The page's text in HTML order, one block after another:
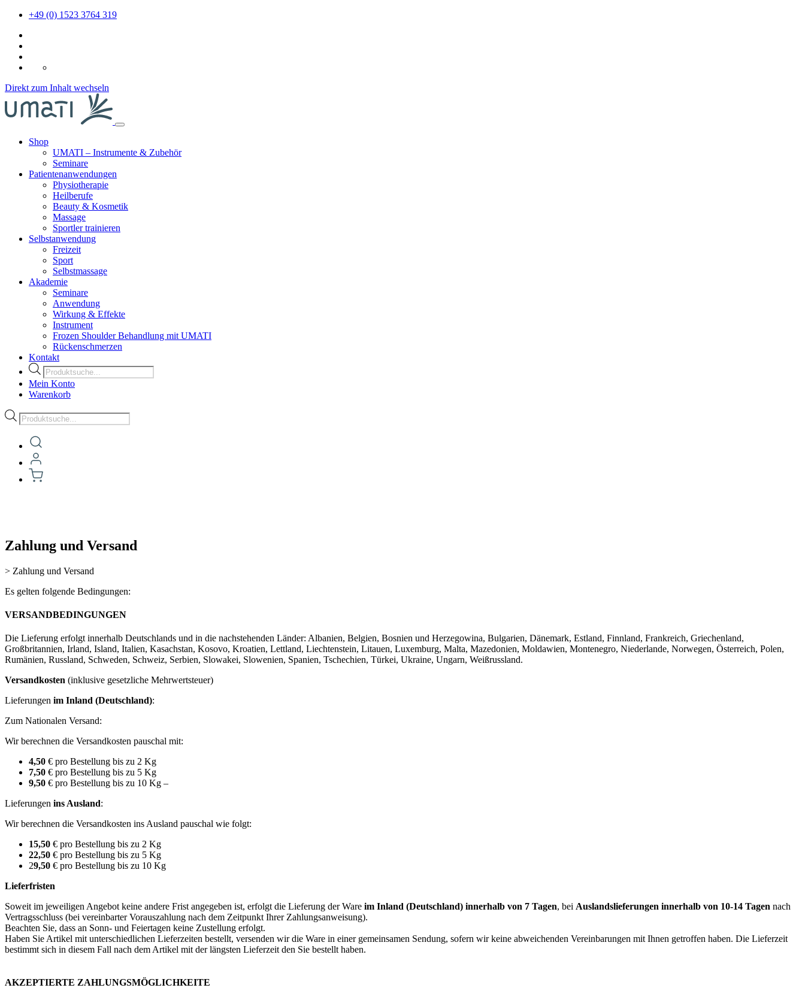
+49 (0) 1523 3764 319
Direkt zum Inhalt wechseln
Shop
UMATI – Instrumente & Zubehör
Seminare
Patientenanwendungen
Physiotherapie
Heilberufe
Beauty & Kosmetik
Massage
Sportler trainieren
Selbstanwendung
Freizeit
Sport
Selbstmassage
Akademie
Seminare
Anwendung
Wirkung & Effekte
Instrument
Frozen Shoulder Behandlung mit UMATI
Rückenschmerzen
Kontakt
Products
search
Mein Konto
Warenkorb
Products
search
Zahlung und Versand
> Zahlung und Versand
Es gelten folgende Bedingungen:
VERSANDBEDINGUNGEN
Die Lieferung erfolgt innerhalb Deutschlands und in die nachstehenden Länder: Albanien, Belgien, Bosnien und Herzegowina, Bulgarien, Dänemark, Estland, Finnland, Frankreich, Griechenland,
Großbritannien, Irland, Island, Italien, Kasachstan, Kosovo, Kroatien, Lettland, Liechtenstein, Litauen, Luxemburg, Malta, Mazedonien, Moldawien, Montenegro, Niederlande, Norwegen, Österreich, Polen,
Rumänien, Russland, Schweden, Schweiz, Serbien, Slowakei, Slowenien, Spanien, Tschechien, Türkei, Ukraine, Ungarn, Weißrussland.
Versandkosten (inklusive gesetzliche Mehrwertsteuer)
Lieferungen im Inland (Deutschland):
Zum Nationalen Versand:
Wir berechnen die Versandkosten pauschal mit:
4,50 € pro Bestellung bis zu 2 Kg
7,50 € pro Bestellung bis zu 5 Kg
9,50 € pro Bestellung bis zu 10 Kg –
Lieferungen ins Ausland:
Wir berechnen die Versandkosten ins Ausland pauschal wie folgt:
15,50 € pro Bestellung bis zu 2 Kg
22,50 € pro Bestellung bis zu 5 Kg
29,50 € pro Bestellung bis zu 10 Kg
Lieferfristen
Soweit im jeweiligen Angebot keine andere Frist angegeben ist, erfolgt die Lieferung der Ware im Inland (Deutschland) innerhalb von 7 Tagen, bei Auslandslieferungen innerhalb von 10-14 Tagen nach
Vertragsschluss (bei vereinbarter Vorauszahlung nach dem Zeitpunkt Ihrer Zahlungsanweisung).
Beachten Sie, dass an Sonn- und Feiertagen keine Zustellung erfolgt.
Haben Sie Artikel mit unterschiedlichen Lieferzeiten bestellt, versenden wir die Ware in einer gemeinsamen Sendung, sofern wir keine abweichenden Vereinbarungen mit Ihnen getroffen haben. Die Lieferzeit
bestimmt sich in diesem Fall nach dem Artikel mit der längsten Lieferzeit den Sie bestellt haben.
AKZEPTIERTE ZAHLUNGSMÖGLICHKEITE